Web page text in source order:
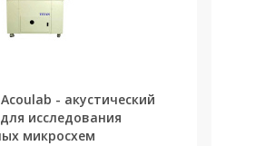
- акустический
исследования
микросхем